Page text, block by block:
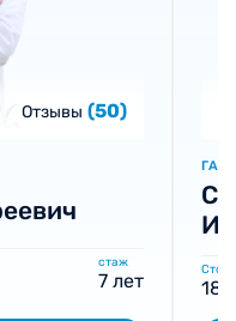
Отзывы (50)
стаж
7 лет